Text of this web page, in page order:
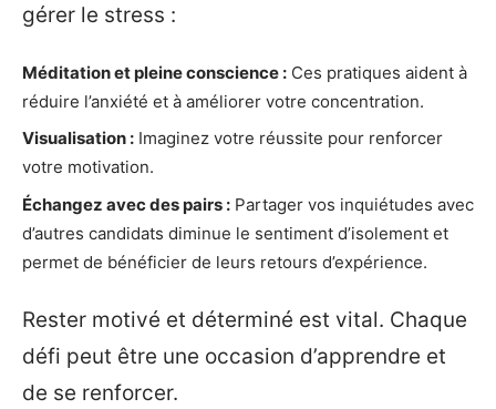
gérer le stress :
Méditation et pleine conscience : Ces pratiques aident à
réduire l’anxiété et à améliorer votre concentration.
Visualisation : Imaginez votre réussite pour renforcer
votre motivation.
Échangez avec des pairs : Partager vos inquiétudes avec
d’autres candidats diminue le sentiment d’isolement et
permet de bénéficier de leurs retours d’expérience.
Rester motivé et déterminé est vital. Chaque
défi peut être une occasion d’apprendre et
de se renforcer.